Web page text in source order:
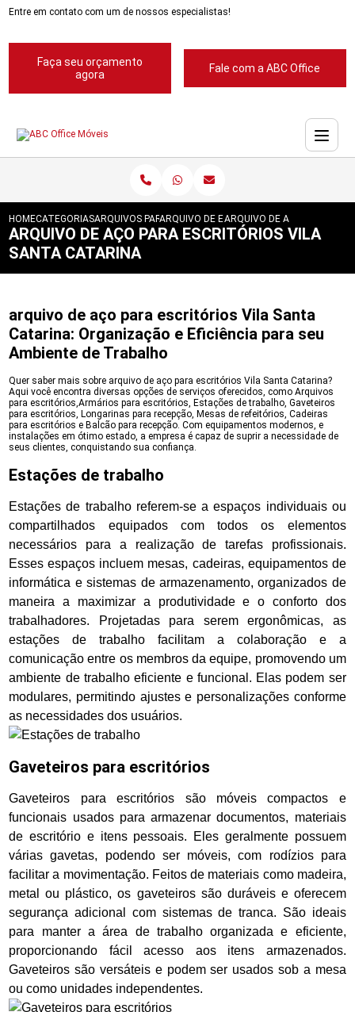
Entre em contato com um de nossos especialistas!
Faça seu orçamento
agora
Fale com a ABC Office
HOMECATEGORIASARQUIVOS PARA ESCRITORIOS
ARQUIVO DE ESCRITORIOS
ARQUIVO DE ACO PARA
ARQUIVO DE AÇO PARA ESCRITÓRIOS VILA
SANTA CATARINA
arquivo de aço para escritórios Vila Santa
Catarina: Organização e Eficiência para seu
Ambiente de Trabalho
Quer saber mais sobre arquivo de aço para escritórios Vila Santa Catarina?
Aqui você encontra diversas opções de serviços oferecidos, como Arquivos
para escritórios,Armários para escritórios, Estações de trabalho, Gaveteiros
para escritórios, Longarinas para recepção, Mesas de refeitórios, Cadeiras
para escritórios e Balcão para recepção. Com equipamentos modernos, e
instalações em ótimo estado, a empresa é capaz de suprir a necessidade de
seus clientes, conquistando sua confiança.
Estações de trabalho
Estações de trabalho referem-se a espaços individuais ou
compartilhados equipados com todos os elementos
necessários para a realização de tarefas profissionais.
Esses espaços incluem mesas, cadeiras, equipamentos de
informática e sistemas de armazenamento, organizados de
maneira a maximizar a produtividade e o conforto dos
trabalhadores. Projetadas para serem ergonômicas, as
estações de trabalho facilitam a colaboração e a
comunicação entre os membros da equipe, promovendo um
ambiente de trabalho eficiente e funcional. Elas podem ser
modulares, permitindo ajustes e personalizações conforme
as necessidades dos usuários.
Gaveteiros para escritórios
Gaveteiros para escritórios são móveis compactos e
funcionais usados para armazenar documentos, materiais
de escritório e itens pessoais. Eles geralmente possuem
várias gavetas, podendo ser móveis, com rodízios para
facilitar a movimentação. Feitos de materiais como madeira,
metal ou plástico, os gaveteiros são duráveis e oferecem
segurança adicional com sistemas de tranca. São ideais
para manter a área de trabalho organizada e eficiente,
proporcionando fácil acesso aos itens armazenados.
Gaveteiros são versáteis e podem ser usados sob a mesa
ou como unidades independentes.